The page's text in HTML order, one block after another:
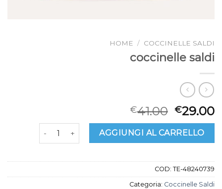
HOME / COCCINELLE SALDI
coccinelle saldi
€41.00 €29.00
coccinelle saldi quantitàAGGIUNGI AL CARRELLO
COD: TE-48240739
Categoria: Coccinelle Saldi